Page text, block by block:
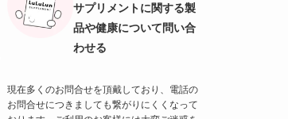
サプリメントに関する製
品や健康について問い合
わせる
現在多くのお問合せを頂戴しており、電話の
お問合せにつきましても繋がりにくくなって